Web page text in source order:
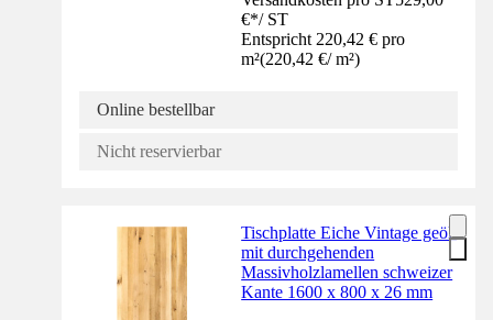
€*/ ST
Entspricht 220,42 € pro
m²(220,42 €/ m²)
Online bestellbar
Nicht reservierbar
Tischplatte Eiche Vintage geölt
mit durchgehenden
Massivholzlamellen schweizer
Kante 1600 x 800 x 26 mm